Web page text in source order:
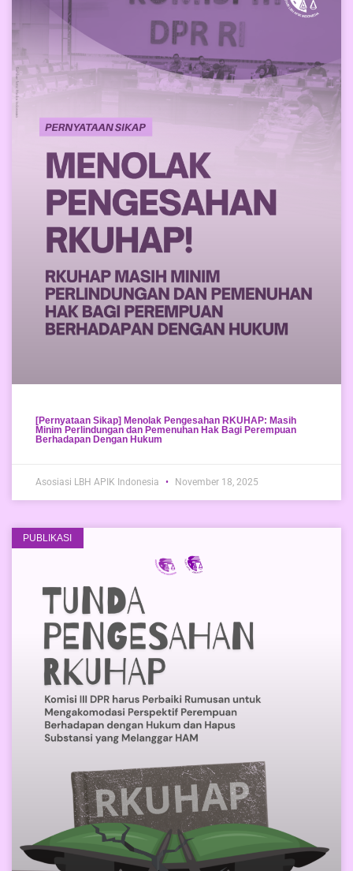
[Pernyataan Sikap] Menolak Pengesahan RKUHAP: Masih
Minim Perlindungan dan Pemenuhan Hak Bagi Perempuan
Berhadapan Dengan Hukum
Asosiasi LBH APIK Indonesia November 18, 2025
PUBLIKASI